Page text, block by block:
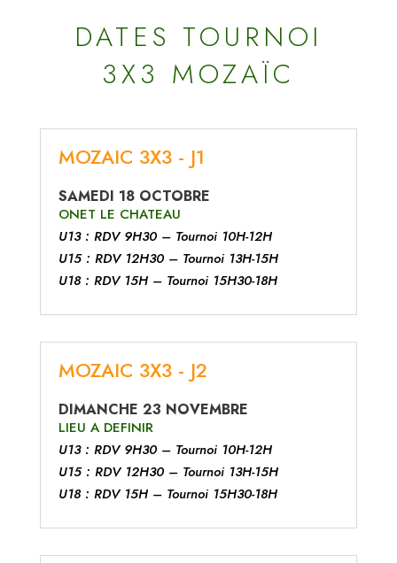
DATES TOURNOI
3X3 MOZAÏC
MOZAIC 3X3 - J1
SAMEDI 18 OCTOBRE
ONET LE CHATEAU
U13 : RDV 9H30 – Tournoi 10H-12H
U15 : RDV 12H30 – Tournoi 13H-15H
U18 : RDV 15H – Tournoi 15H30-18H
MOZAIC 3X3 - J2
DIMANCHE 23 NOVEMBRE
LIEU A DEFINIR
U13 : RDV 9H30 – Tournoi 10H-12H
U15 : RDV 12H30 – Tournoi 13H-15H
U18 : RDV 15H – Tournoi 15H30-18H